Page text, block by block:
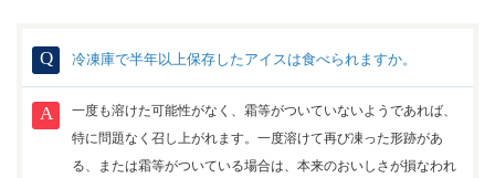
冷凍庫で半年以上保存したアイスは食べられますか。
一度も溶けた可能性がなく、霜等がついていないようであれば、
特に問題なく召し上がれます。一度溶けて再び凍った形跡があ
る、または霜等がついている場合は、本来のおいしさが損なわれ